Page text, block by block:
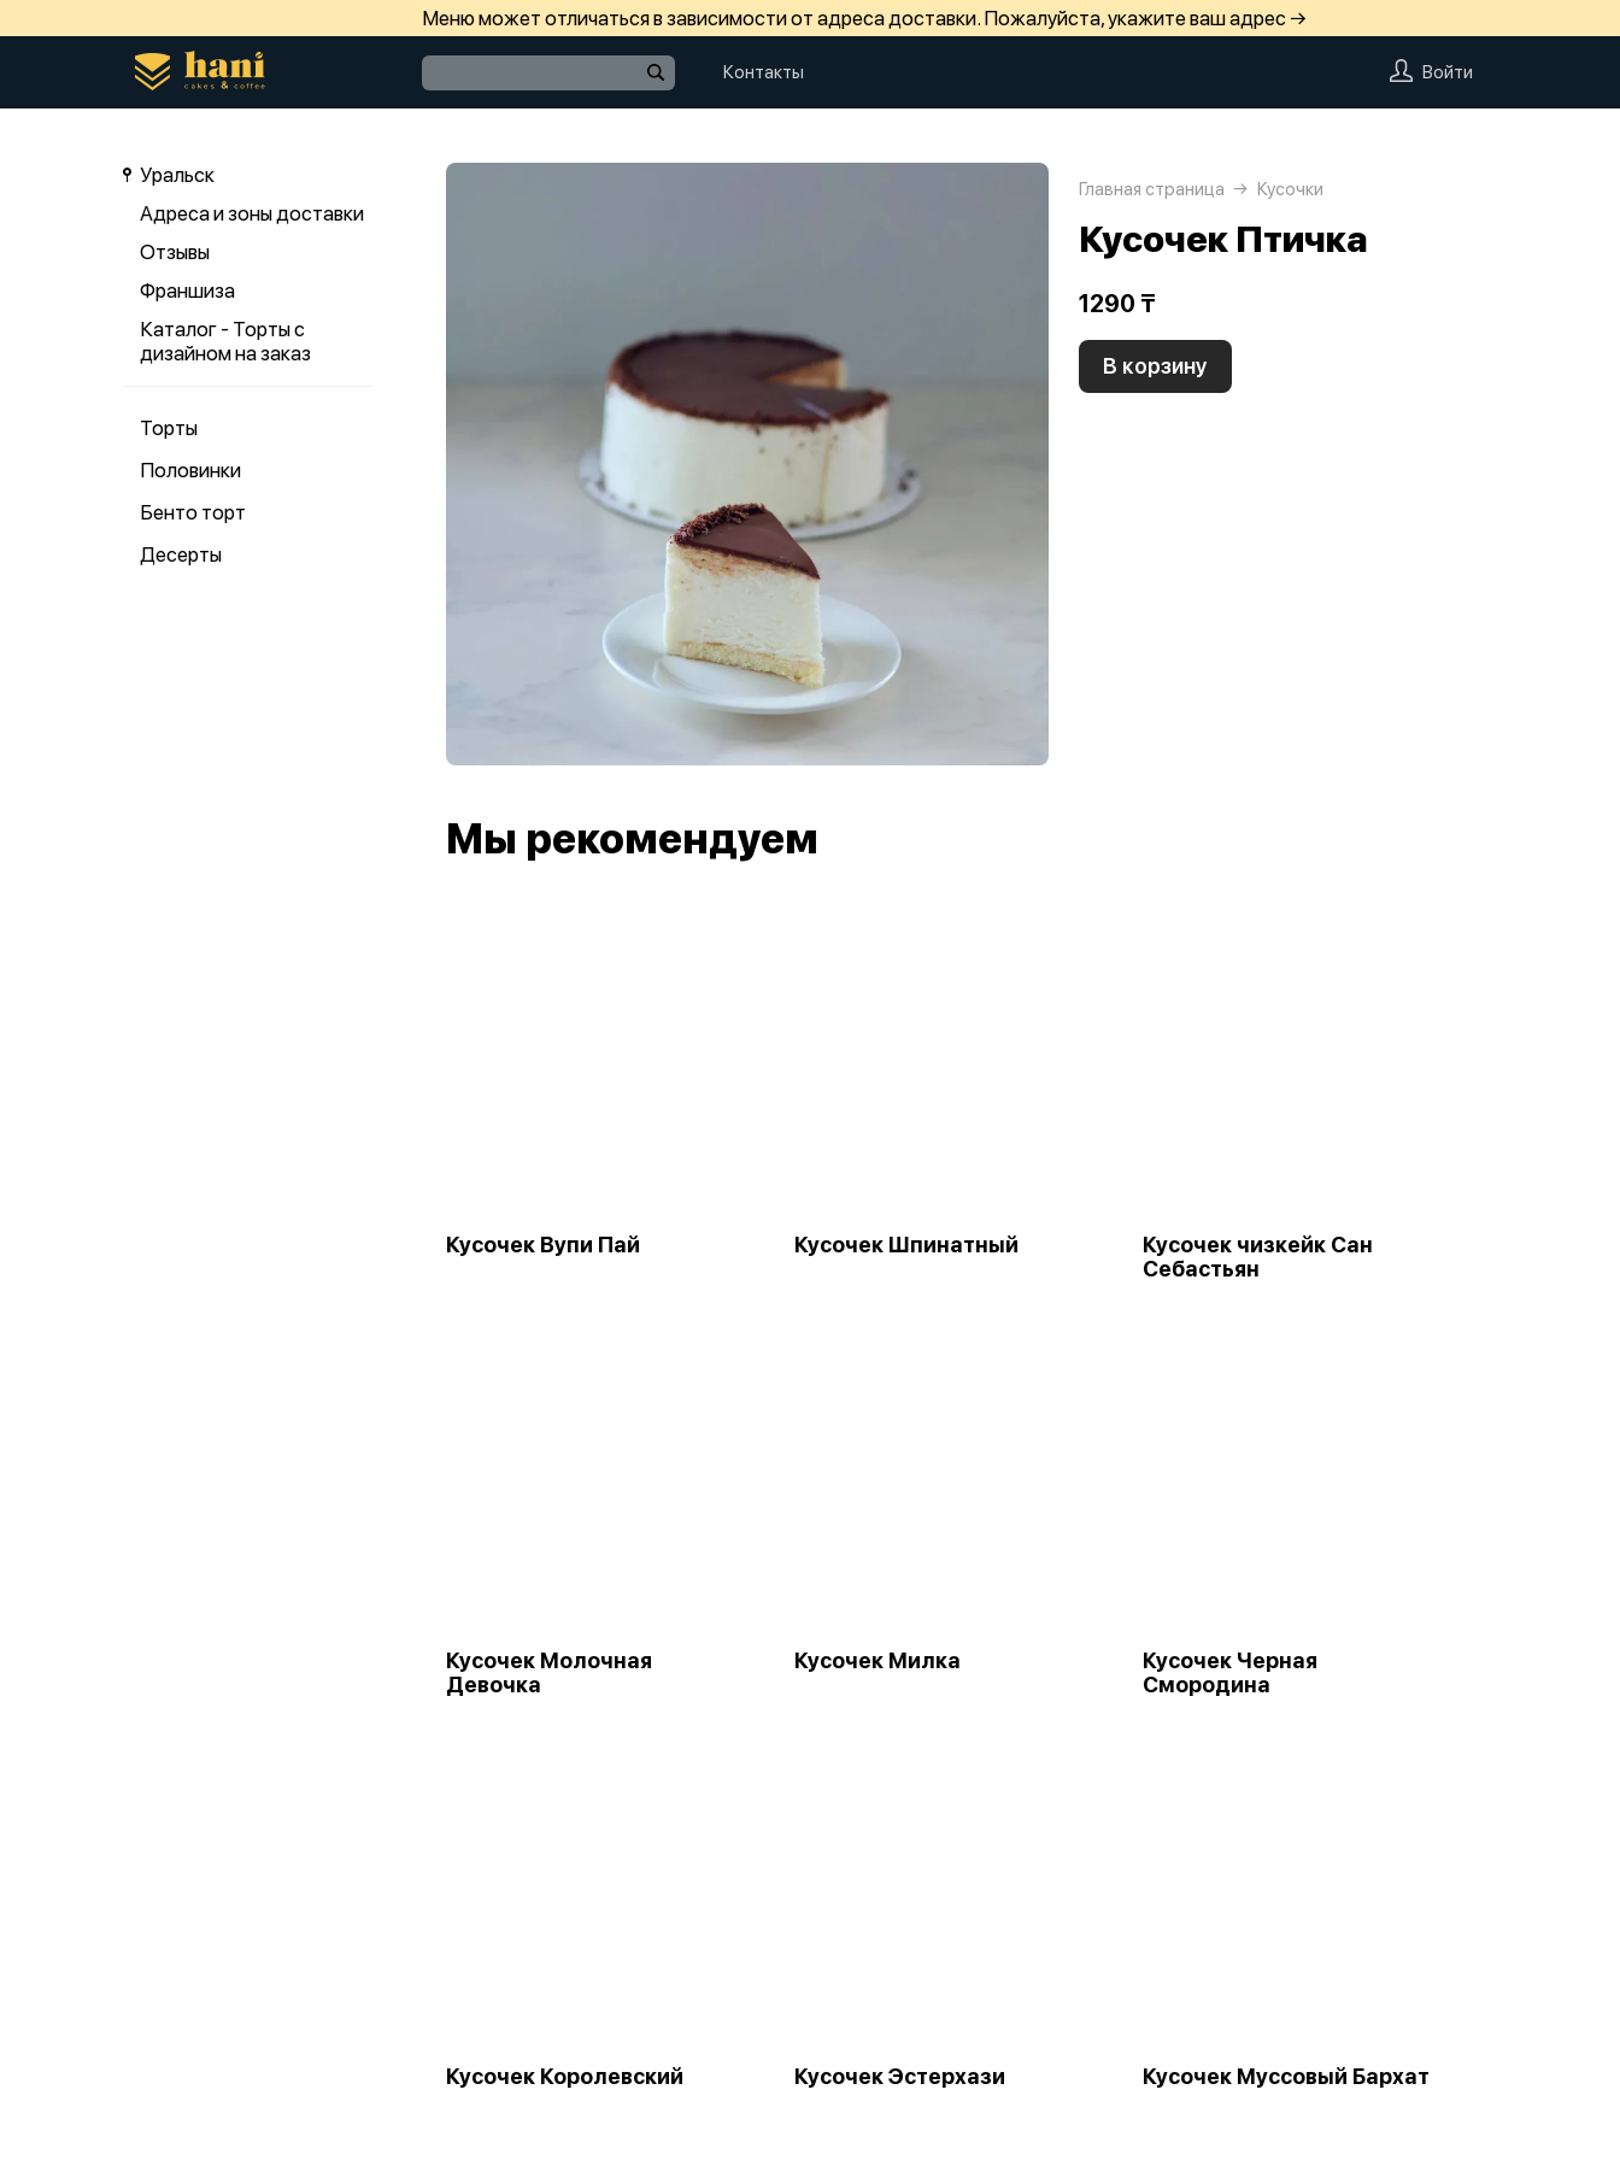
Меню может отличаться в зависимости от адреса доставки. Пожалуйста, укажите ваш адрес →
Контакты Войти
Уральск
Адреса и зоны доставки
Отзывы
Франшиза
Каталог - Торты с
дизайном на заказ
Торты
Половинки
Бенто торт
Десерты
Главная страница Кусочки
Кусочек Птичка
1290 ₸
В корзину
Мы рекомендуем
Кусочек Вупи Пай Кусочек Шпинатный
Кусочек чизкейк Сан
Себастьян
Кусочек Молочная
Девочка
Кусочек Милка
Кусочек Черная
Смородина
Кусочек Королевский Кусочек Эстерхази Кусочек Муссовый Бархат